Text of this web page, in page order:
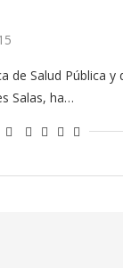
de Salud Pública y
Salas, ha…